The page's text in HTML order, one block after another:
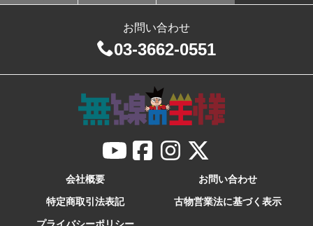
お問い合わせ
03-3662-0551
会社概要
お問い合わせ
特定商取引法表記
古物営業法に基づく表示